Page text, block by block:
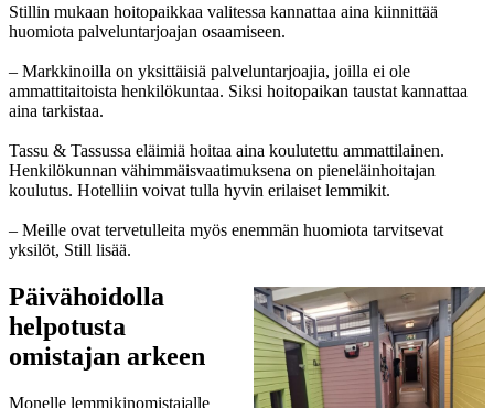
Stillin mukaan hoitopaikkaa valitessa kannattaa aina kiinnittää
huomiota palveluntarjoajan osaamiseen.
– Markkinoilla on yksittäisiä palveluntarjoajia, joilla ei ole
ammattitaitoista henkilökuntaa. Siksi hoitopaikan taustat kannattaa
aina tarkistaa.
Tassu & Tassussa eläimiä hoitaa aina koulutettu ammattilainen.
Henkilökunnan vähimmäisvaatimuksena on pieneläinhoitajan
koulutus. Hotelliin voivat tulla hyvin erilaiset lemmikit.
– Meille ovat tervetulleita myös enemmän huomiota tarvitsevat
yksilöt, Still lisää.
Päivähoidolla
helpotusta
omistajan arkeen
Monelle lemmikinomistajalle